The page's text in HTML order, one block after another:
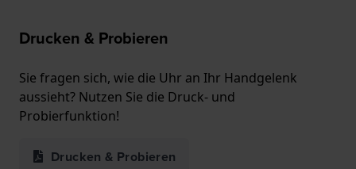
Drucken & Probieren
Sie fragen sich, wie die Uhr an Ihr Handgelenk
aussieht? Nutzen Sie die Druck- und
Probierfunktion!
Drucken & Probieren